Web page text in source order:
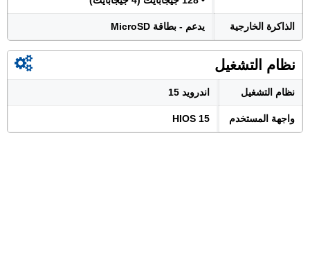
الذاكرة الخارجية يدعم - بطاقة MicroSD
نظام التشغيل
نظام التشغيل اندرويد 15
واجهة المستخدم HIOS 15